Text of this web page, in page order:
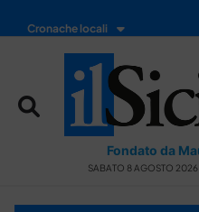
Cronache locali
Fondato da
SABATO 8 AGOSTO